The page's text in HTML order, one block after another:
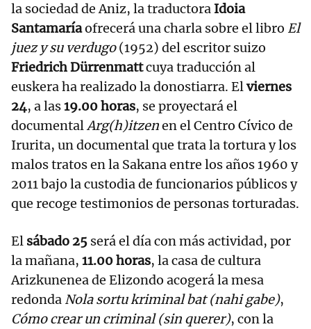
la sociedad de Aniz, la traductora Idoia
Santamaríaofrecerá una charla sobre el libro El
juez y su verdugo(1952) del escritor suizo
Friedrich Dürrenmattcuya traducción al
euskera ha realizado la donostiarra. Elviernes
24, a las19.00 horas, se proyectará el
documentalArg(h)itzenen el Centro Cívico de
Irurita, un documental que trata la tortura y los
malos tratos en la Sakana entre los años 1960 y
2011 bajo la custodia de funcionarios públicos y
que recoge testimonios de personas torturadas.
El sábado 25 será el día con más actividad, por
la mañana, 11.00 horas, la casa de cultura
Arizkunenea de Elizondo acogerá la mesa
redonda Nola sortu kriminal bat (nahi gabe),
Cómo crear un criminal (sin querer), con la